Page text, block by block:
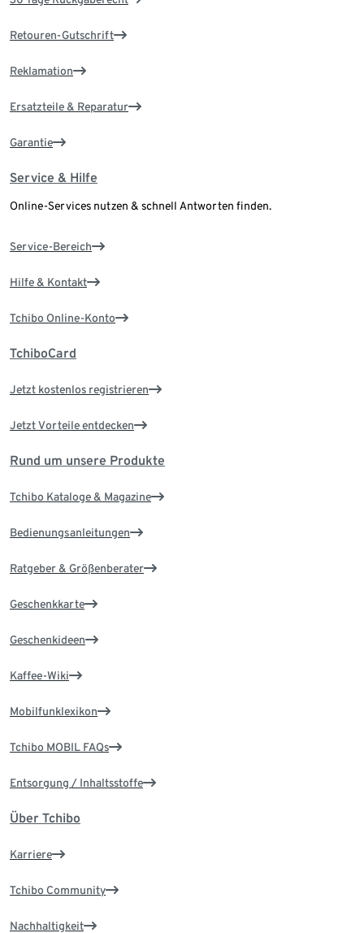
Retouren-Gutschrift
Reklamation
Ersatzteile & Reparatur
Garantie
Service & Hilfe
Online-Services nutzen & schnell Antworten finden.
Service-Bereich
Hilfe & Kontakt
Tchibo Online-Konto
TchiboCard
Jetzt kostenlos registrieren
Jetzt Vorteile entdecken
Rund um unsere Produkte
Tchibo Kataloge & Magazine
Bedienungsanleitungen
Ratgeber & Größenberater
Geschenkkarte
Geschenkideen
Kaffee-Wiki
Mobilfunklexikon
Tchibo MOBIL FAQs
Entsorgung / Inhaltsstoffe
Über Tchibo
Karriere
Tchibo Community
Nachhaltigkeit